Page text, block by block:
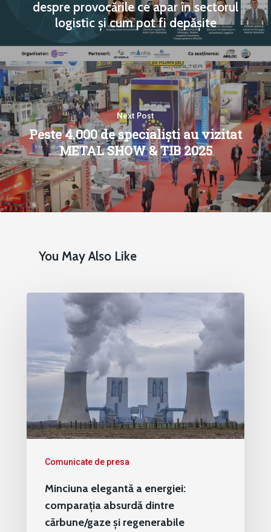
despre provocările ce apar în sectorul
logistic și cum pot fi depășite
Next Post
Peste 4.000 de specialiști au vizitat
METAL SHOW & TIB 2025
You May Also Like
Comunicate de presa
Minciuna elegantă a energiei:
comparația absurdă dintre
cărbune/gaze și regenerabile